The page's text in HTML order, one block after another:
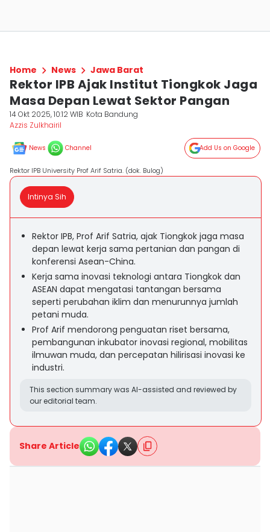
Home News Jawa Barat
Rektor IPB Ajak Institut Tiongkok Jaga
Masa Depan Lewat Sektor Pangan
14 Okt 2025, 10:12 WIB Kota Bandung
Azzis Zulkhairil
News Channel Add Us on Google
Rektor IPB University Prof Arif Satria. (dok. Bulog)
Intinya Sih
Rektor IPB, Prof Arif Satria, ajak Tiongkok jaga masa
depan lewat kerja sama pertanian dan pangan di
konferensi Asean-China.
Kerja sama inovasi teknologi antara Tiongkok dan
ASEAN dapat mengatasi tantangan bersama
seperti perubahan iklim dan menurunnya jumlah
petani muda.
Prof Arif mendorong penguatan riset bersama,
pembangunan inkubator inovasi regional, mobilitas
ilmuwan muda, dan percepatan hilirisasi inovasi ke
industri.
This section summary was AI-assisted and reviewed by
our editorial team.
Share Article